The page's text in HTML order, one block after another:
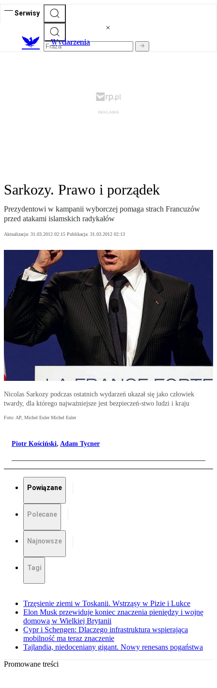
Serwisy
Wydarzenia
Sarkozy. Prawo i porządek
Prezydentowi w kampanii wyborczej pomaga strach Francuzów
przed atakami islamskich radykałów
Aktualizacja: 31.03.2012 02:15 Publikacja: 31.03.2012 02:13
Nicolas Sarkozy podczas ostatnich wydarzeń ukazał się jako człowiek
twardy, dla którego najważniejsze jest bezpieczeń-stwo ludzi i kraju
Foto: AP, Michel Euler Michel Euler
Piotr Kościński, Adam Tycner
Powiązane
Polecane
Najnowsze
Tagi
Trzęsienie ziemi w Toskanii. Wstrząsy w Pizie i Lukce
Elon Musk przewiduje koniec znaczenia pieniędzy i wojnę
domową w Wielkiej Brytanii
Cypr i Schengen: Dlaczego infrastruktura wspierająca
mobilność ma teraz znaczenie
Tajlandia, niedoceniany gigant. Nowy renesans pogaństwa
Promowane treści